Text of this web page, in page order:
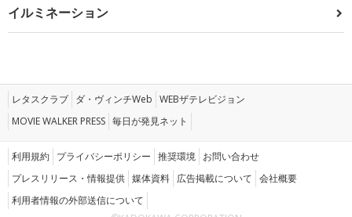
イルミネーション
レタスクラブ ダ・ヴィンチWeb WEBザテレビジョン
MOVIE WALKER PRESS 毎日が発見ネット
利用規約 プライバシーポリシー 推奨環境 お問い合わせ
プレスリリース・情報提供 媒体資料 広告掲載について 会社概要
利用者情報の外部送信について